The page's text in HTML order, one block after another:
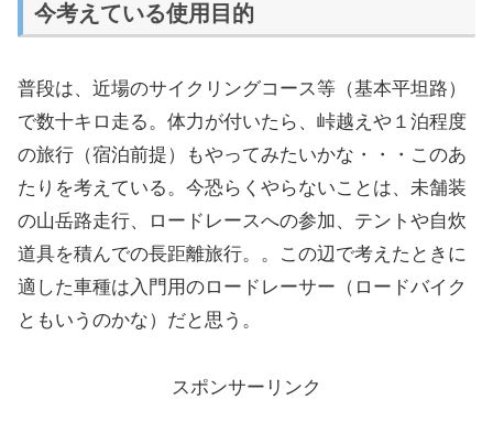
今考えている使用目的
普段は、近場のサイクリングコース等（基本平坦路）
で数十キロ走る。体力が付いたら、峠越えや１泊程度
の旅行（宿泊前提）もやってみたいかな・・・このあ
たりを考えている。今恐らくやらないことは、未舗装
の山岳路走行、ロードレースへの参加、テントや自炊
道具を積んでの長距離旅行。。この辺で考えたときに
適した車種は入門用のロードレーサー（ロードバイク
ともいうのかな）だと思う。
スポンサーリンク